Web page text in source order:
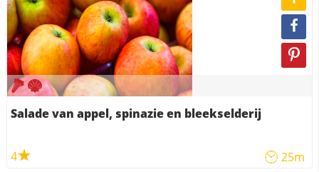
Salade van appel, spinazie en bleekselderij
4 25m